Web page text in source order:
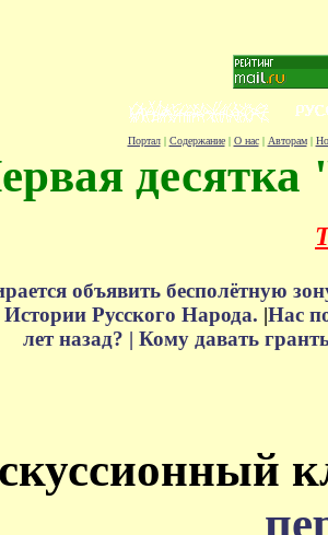
Портал| Содержание| О нас| Авторам|
десятка
объявить бесполётную
Русского Народа. |Нас
лет назад? | Кому давать